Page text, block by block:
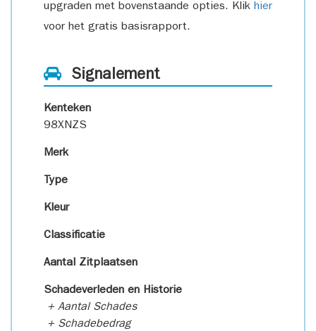
upgraden met bovenstaande opties. Klik hier
voor het gratis basisrapport.
Signalement
Kenteken
98XNZS
Merk
Type
Kleur
Classificatie
Aantal Zitplaatsen
Schadeverleden en Historie
+ Aantal Schades
+ Schadebedrag